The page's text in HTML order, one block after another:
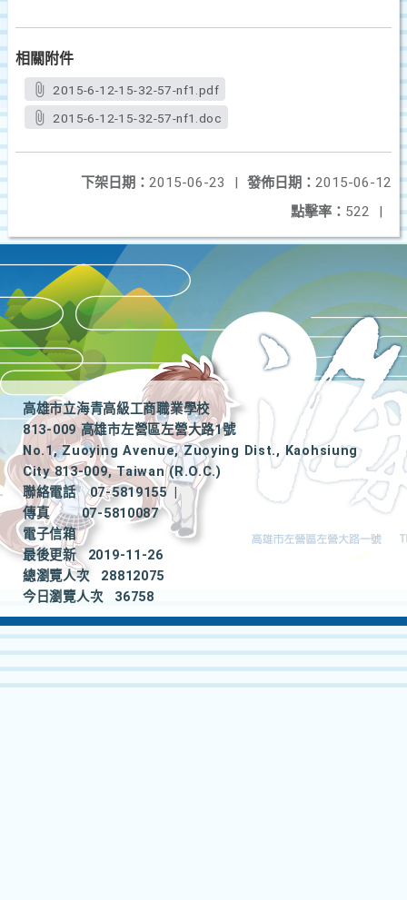
相關附件
2015-6-12-15-32-57-nf1.pdf
2015-6-12-15-32-57-nf1.doc
發佈日期： 2015-06-12
下架日期： 2015-06-23
|
點擊率： 522 |
高雄市立海青高級工商職業學校
813-009 高雄市左營區左營大路1號
No.1, Zuoying Avenue, Zuoying Dist., Kaohsiung
City 813-009, Taiwan (R.O.C.)
聯絡電話
07-5819155
|
傳真
07-5810087
電子信箱
最後更新
2019-11-26
總瀏覽人次
28812075
今日瀏覽人次
36758